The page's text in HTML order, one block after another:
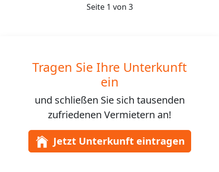
Seite 1 von 3
Tragen Sie Ihre Unterkunft
ein
und schließen Sie sich tausenden
zufriedenen Vermietern an!
Jetzt Unterkunft eintragen